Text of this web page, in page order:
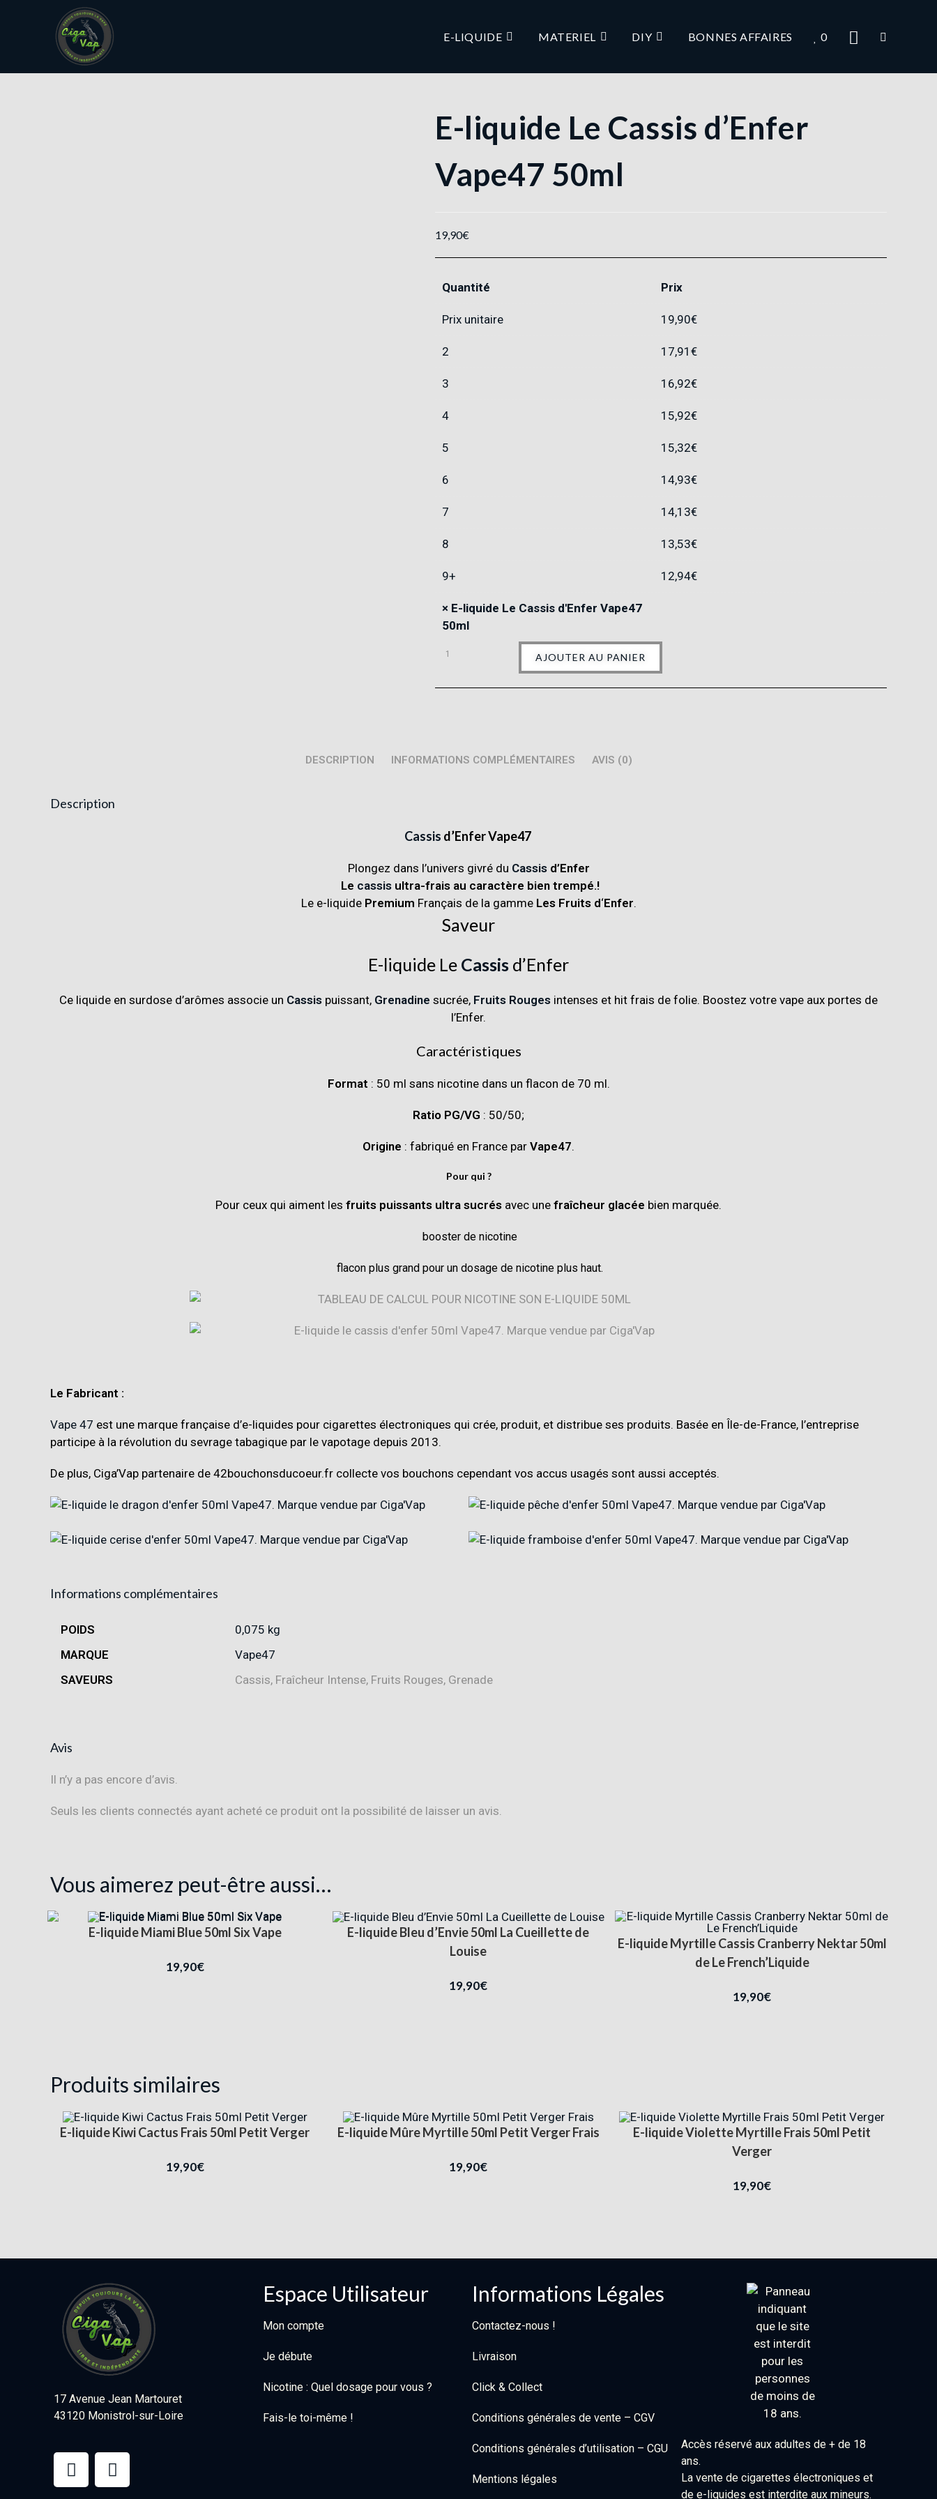
E-LIQUIDE MATERIEL DIY BONNES AFFAIRES 0
E-liquide Le Cassis d’Enfer
Vape47 50ml
19,90€
Quantité Prix
Prix unitaire 19,90€
2 17,91 €
3 16,92€
4 15,92€
5 15,32€
6 14,93€
7 14,13€
8 13,53€
9+ 12,94€
× E-liquide Le Cassis d'Enfer Vape47
50ml
AJOUTER AU PANIER
DESCRIPTION INFORMATIONS COMPLÉMENTAIRES AVIS (0)
Description
Cassis d’EnferVape47
Plongez dans l’univers givré du Cassisd’Enfer
Le cassisultra-frais au caractère bien trempé.!
Le e-liquide Premium Français de la gamme Les Fruits d‘Enfer.
Saveur
E-liquide Le Cassis d’Enfer
Ce liquide en surdose d’arômes associe un Cassis puissant, Grenadine sucrée, Fruits Rouges intenses et hit frais de folie. Boostez votre vape aux portes de
l’Enfer.
Caractéristiques
Format : 50 ml sans nicotine dans un flacon de 70 ml.
Ratio PG/VG : 50/50;
Origine : fabriqué en France par Vape47.
Pour qui ?
Pour ceux qui aiment les fruits puissants ultra sucrés avec une fraîcheur glacée bien marquée.
booster de nicotine
flacon plus grand pour un dosage de nicotine plus haut.
Le Fabricant :
Vape 47 est une marque française d’e-liquides pour cigarettes électroniques qui crée, produit, et distribue ses produits. Basée en Île-de-France, l’entreprise
participe à la révolution du sevrage tabagique par le vapotage depuis 2013.
De plus, Ciga’Vap partenaire de 42bouchonsducoeur.fr collecte vos bouchons cependant vos accus usagés sont aussi acceptés.
Informations complémentaires
POIDS
0,075 kg
MARQUE
Vape47
SAVEURS
Cassis, Fraîcheur Intense, Fruits Rouges, Grenade
Avis
Il n’y a pas encore d’avis.
Seuls les clients connectés ayant acheté ce produit ont la possibilité de laisser un avis.
Vous aimerez peut-être aussi…
E-liquide Miami Blue 50ml Six Vape
19,90€
E-liquide Bleu d’Envie 50ml La Cueillette de
Louise
19,90€
E-liquide Myrtille Cassis Cranberry Nektar 50ml
de Le French’Liquide
19,90€
Produits similaires
E-liquide Kiwi Cactus Frais 50ml Petit Verger
19,90€
E-liquide Mûre Myrtille 50ml Petit Verger Frais
19,90€
E-liquide Violette Myrtille Frais 50ml Petit
Verger
19,90€
17 Avenue Jean Martouret
43120 Monistrol-sur-Loire
Espace Utilisateur
Mon compte
Je débute
Nicotine : Quel dosage pour vous ?
Fais-le toi-même !
Informations Légales
Contactez-nous !
Livraison
Click & Collect
Conditions générales de vente – CGV
Conditions générales d’utilisation – CGU
Mentions légales
Accès réservé aux adultes de + de 18
ans.
La vente de cigarettes électroniques et
de e-liquides est interdite aux mineurs.